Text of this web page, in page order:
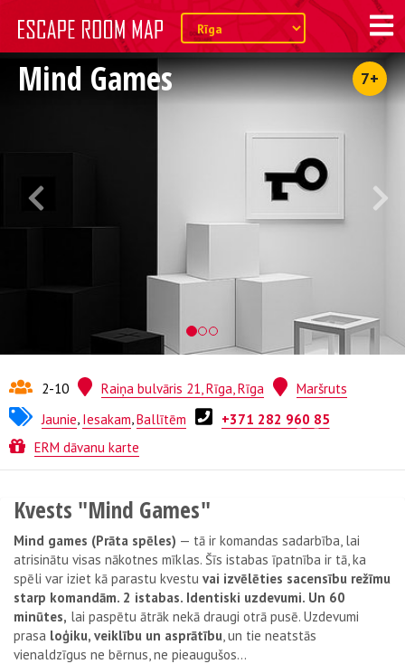
Mind Games 7+
2-10 Raiņa bulvāris 21, Rīga, Rīga
Maršruts
Jaunie, Iesakam,Ballītēm
+371 282 960 85
ERM dāvanu karte
Kvests no
Kvests "Mind Games"
Mind games (Prāta spēles) — tā ir komandas sadarbība, lai
atrisinātu visas nākotnes mīklas. Šīs istabas īpatnība ir tā, ka
spēli var iziet kā parastu kvestu vai izvēlēties sacensību režīmu
starp komandām. 2 istabas. Identiski uzdevumi. Un 60
minūtes, lai paspētu ātrāk nekā draugi otrā pusē. Uzdevumi
prasa loģiku, veiklību un asprātību, un tie neatstās
vienaldzīgus ne bērnus, ne pieaugušos...